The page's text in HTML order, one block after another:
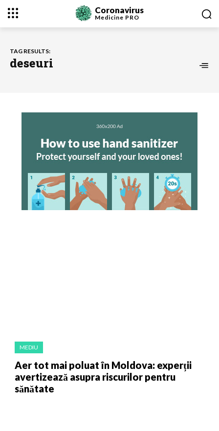
Coronavirus
Medicine PRO
TAG RESULTS:
deseuri
MEDIU
Aer tot mai poluat în Moldova: experții
avertizează asupra riscurilor pentru
sănătate